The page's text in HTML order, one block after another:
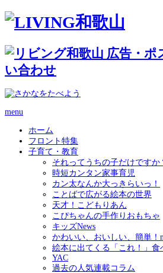
menu
ホーム
フロント特集
子育て・教育
それってうちの子だけですか
時短カンタン家事育児
カン太なんか大っきらいっ！
ことばで広がる絵本の世界
天才！こどもりあん
こぴちゃんの手作りおもちゃ
キッズNews
かわいい、おいしい、簡単！
絵本に出てくる「これ！」食
YAC
過去の人気連載コラム